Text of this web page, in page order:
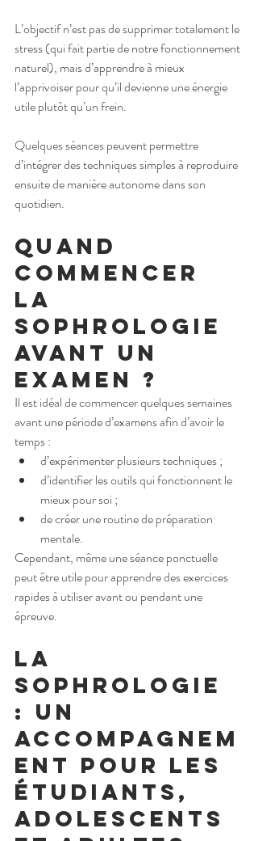
L’objectif n’est pas de supprimer totalement le
stress (qui fait partie de notre fonctionnement
naturel), mais d’apprendre à mieux
l’apprivoiser pour qu’il devienne une énergie
utile plutôt qu’un frein.
Quelques séances peuvent permettre
d’intégrer des techniques simples à reproduire
ensuite de manière autonome dans son
quotidien.
Quand
commencer
la
sophrologie
avant un
examen ?
Il est idéal de commencer quelques semaines
avant une période d’examens afin d’avoir le
temps :
d’expérimenter plusieurs techniques ;
d’identifier les outils qui fonctionnent le
mieux pour soi ;
de créer une routine de préparation
mentale.
Cependant, même une séance ponctuelle
peut être utile pour apprendre des exercices
rapides à utiliser avant ou pendant une
épreuve.
La
sophrologie
: un
accompagnem
ent pour les
étudiants,
adolescents